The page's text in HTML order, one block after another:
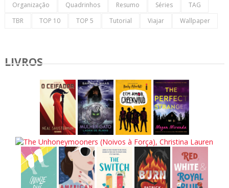
Organização
Quadrinhos Resumo Séries
TAG
TBR
TOP 10 TOP 5 Tutorial Viajar Wallpaper
LIVROS